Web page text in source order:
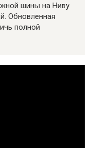
шины на Ниву
Обновленная
полной